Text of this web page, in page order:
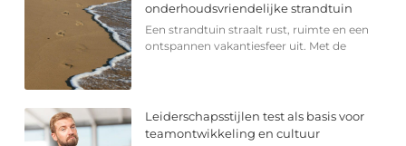
onderhoudsvriendelijke strandtuin
Een strandtuin straalt rust, ruimte en een
ontspannen vakantiesfeer uit. Met de
Leiderschapsstijlen test als basis voor
teamontwikkeling en cultuur